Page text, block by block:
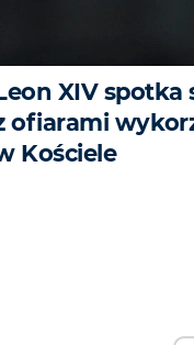
XIV spotka
ofiarami
Kościele